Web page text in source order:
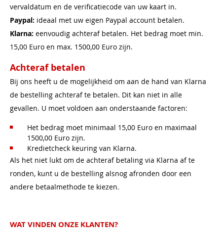
vervaldatum en de verificatiecode van uw kaart in.
Paypal: ideaal met uw eigen Paypal account betalen.
Klarna: eenvoudig achteraf betalen. Het bedrag moet min.
15,00 Euro en max. 1500,00 Euro zijn.
Achteraf betalen
Bij ons heeft u de mogelijkheid om aan de hand van Klarna
de bestelling achteraf te betalen. Dit kan niet in alle
gevallen. U moet voldoen aan onderstaande factoren:
Het bedrag moet minimaal 15,00 Euro en maximaal
1500,00 Euro zijn.
Kredietcheck keuring van Klarna.
Als het niet lukt om de achteraf betaling via Klarna af te
ronden, kunt u de bestelling alsnog afronden door een
andere betaalmethode te kiezen.
WAT VINDEN ONZE KLANTEN?